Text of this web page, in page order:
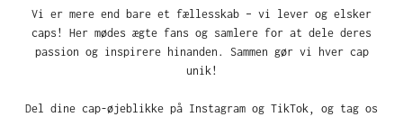
Vi er mere end bare et fællesskab – vi lever og elsker
caps! Her mødes ægte fans og samlere for at dele deres
passion og inspirere hinanden. Sammen gør vi hver cap
unik!
Del dine cap-øjeblikke på Instagram og TikTok, og tag os